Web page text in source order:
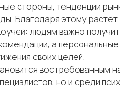
стороны, тенденции
Благодаря этому растёт
людям важно
а
своих целей.
востребованным
но и среди